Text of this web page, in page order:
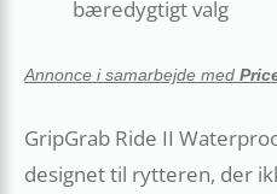
bæredygtigt valg
Annonce i samarbejde med
GripGrab Ride II
designet til rytteren, der